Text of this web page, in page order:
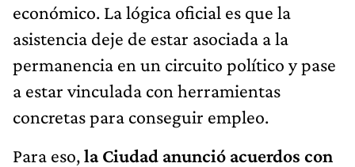
económico. La lógica oficial es que la
asistencia deje de estar asociada a la
permanencia en un circuito político y pase
a estar vinculada con herramientas
concretas para conseguir empleo.
Para eso,la Ciudad anunció acuerdos con